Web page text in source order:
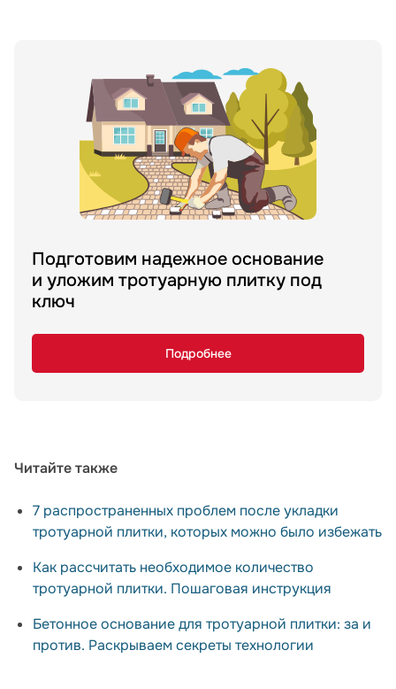
Подготовим надежное основание
и уложим тротуарную плитку под
ключ
Подробнее
Читайте также
7 распространенных проблем после укладки
тротуарной плитки, которых можно было избежать
Как рассчитать необходимое количество
тротуарной плитки. Пошаговая инструкция
Бетонное основание для тротуарной плитки: за и
против. Раскрываем секреты технологии